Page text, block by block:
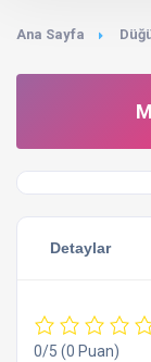
Ana Sayfa
Detaylar
0/5 (0 Puan)